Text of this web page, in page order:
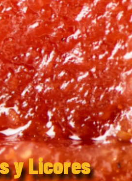
y Licores